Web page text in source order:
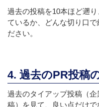
過去の投稿を10本ほど遡
ているか、どんな切り口
ださい。
4. 過去のPR投稿
過去のタイアップ投稿（
稿）を見て、良い点だけ